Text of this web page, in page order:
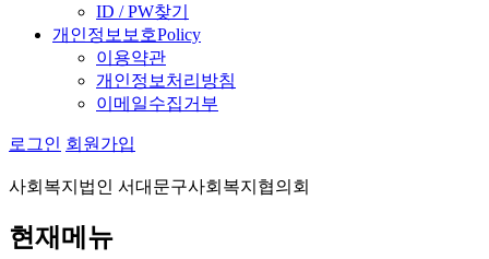
ID / PW찾기
개인정보보호Policy
이용약관
개인정보처리방침
이메일수집거부
로그인 회원가입
사회복지법인 서대문구사회복지협의회
현재메뉴